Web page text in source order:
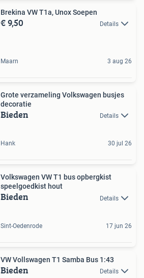
Brekina VW T1a, Unox Soepen
€ 9,50 Details
Maarn 3 aug 26
Grote verzameling Volkswagen busjes
decoratie
Bieden Details
Hank 30 jul 26
Volkswagen VW T1 bus opbergkist
speelgoedkist hout
Bieden Details
Sint-Oedenrode 17 jun 26
VW Vollswagen T1 Samba Bus 1:43
Bieden Details